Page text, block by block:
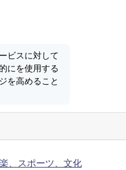
ビスに対して
にを使用する
を高めること
、スポーツ、文化